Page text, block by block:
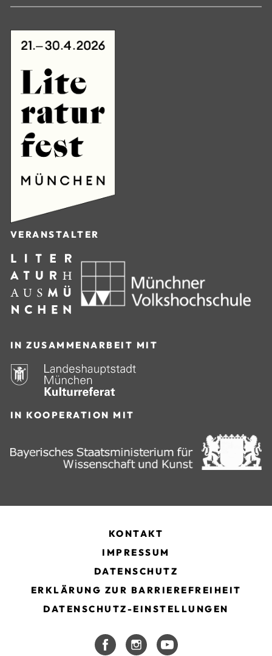
VERANSTALTER
IN ZUSAMMENARBEIT MIT
IN KOOPERATION MIT
KONTAKT
IMPRESSUM
DATENSCHUTZ
ERKLÄRUNG ZUR BARRIEREFREIHEIT
DATENSCHUTZ-EINSTELLUNGEN